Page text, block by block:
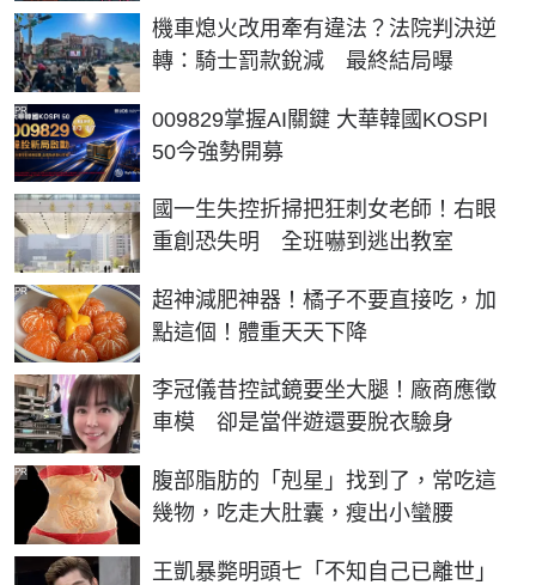
機車熄火改用牽有違法？法院判決逆
轉：騎士罰款銳減 最終結局曝
009829掌握AI關鍵 大華韓國KOSPI
50今強勢開募
PR
國一生失控折掃把狂刺女老師！右眼
重創恐失明 全班嚇到逃出教室
超神減肥神器！橘子不要直接吃，加
點這個！體重天天下降
PR
李冠儀昔控試鏡要坐大腿！廠商應徵
車模 卻是當伴遊還要脫衣驗身
腹部脂肪的「剋星」找到了，常吃這
幾物，吃走大肚囊，瘦出小蠻腰
PR
王凱暴斃明頭七「不知自己已離世」